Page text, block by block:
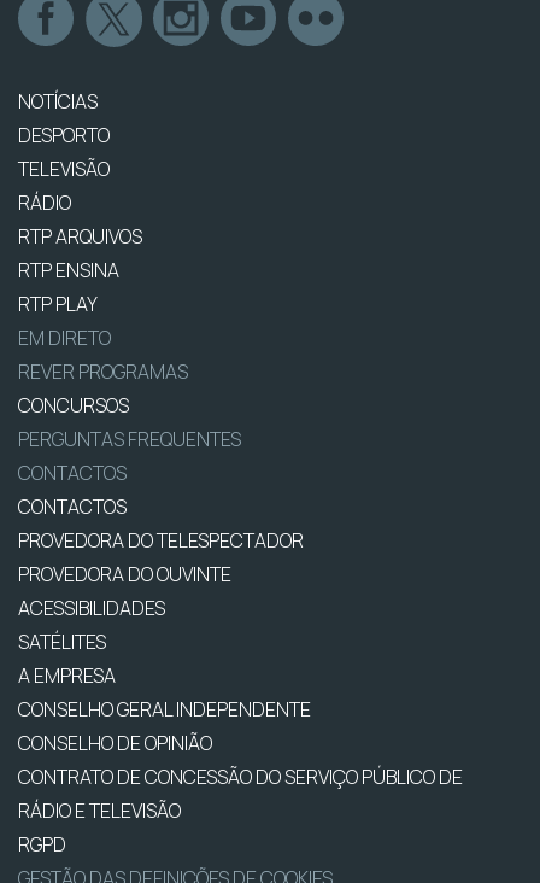
NOTÍCIAS
DESPORTO
TELEVISÃO
RÁDIO
RTP ARQUIVOS
RTP ENSINA
RTP PLAY
EM DIRETO
REVER PROGRAMAS
CONCURSOS
PERGUNTAS FREQUENTES
CONTACTOS
CONTACTOS
PROVEDORA DO TELESPECTADOR
PROVEDORA DO OUVINTE
ACESSIBILIDADES
SATÉLITES
A EMPRESA
CONSELHO GERAL INDEPENDENTE
CONSELHO DE OPINIÃO
CONTRATO DE CONCESSÃO DO SERVIÇO PÚBLICO DE
RÁDIO E TELEVISÃO
RGPD